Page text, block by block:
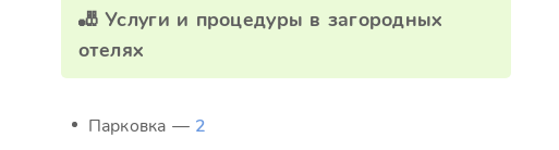
🎳 Услуги и процедуры в загородных
отелях
Парковка — 2